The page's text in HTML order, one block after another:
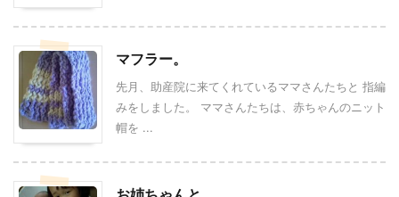
マフラー。
先月、助産院に来てくれているママさんたちと 指編
みをしました。 ママさんたちは、赤ちゃんのニット
帽を ...